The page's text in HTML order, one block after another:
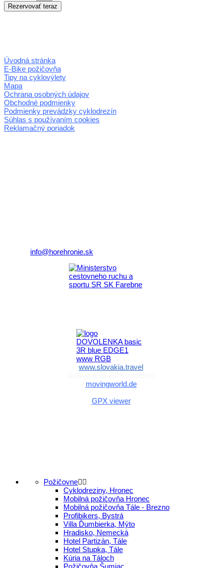
Úvodná stránka
E-Bike požičovňa
Tipy na cyklovýlety
Mapa
Ochrana osobných údajov
Obchodné podmienky
Podmienky prevádzky cyklodrezín
Súhlas s používaním cookies
Reklamačný poriadok
info@horehronie.sk
www.slovakia.travel
movingworld.de
GPX viewer
Požičovne
Cyklodreziny, Hronec
Mobilná požičovňa Hronec
Mobilná požičovňa Tále - Brezno
Profibikers, Bystrá
Villa Ďumbierka, Mýto
Hradisko, Nemecká
Hotel Partizán, Tále
Hotel Stupka, Tále
Kúria na Táloch
Požičovňa Šumiac